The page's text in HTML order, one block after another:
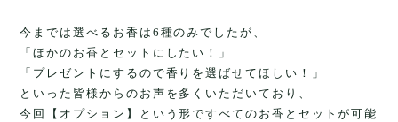
今までは選べるお香は6種のみでしたが、
「ほかのお香とセットにしたい！」
「プレゼントにするので香りを選ばせてほしい！」
といった皆様からのお声を多くいただいており、
今回【オプション】という形ですべてのお香とセットが可能